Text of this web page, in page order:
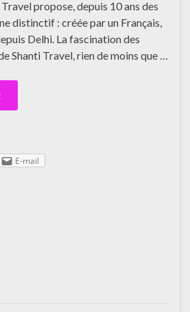
propose, depuis 10 ans des
distinctif : créée par un Français,
Delhi. La fascination des
Shanti Travel, rien de moins que …
E-mail